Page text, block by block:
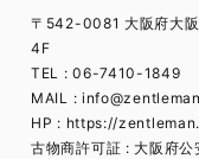
〒542-0081 大阪府大
4F
TEL : 06-7410-1849
MAIL :
HP : https://
古物商許可証 : 大阪府